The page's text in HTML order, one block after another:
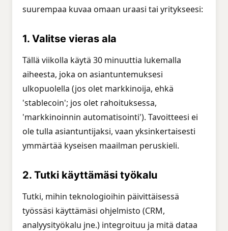
suurempaa kuvaa omaan uraasi tai yritykseesi:
1. Valitse vieras ala
Tällä viikolla käytä 30 minuuttia lukemalla
aiheesta, joka on asiantuntemuksesi
ulkopuolella (jos olet markkinoija, ehkä
'stablecoin'; jos olet rahoituksessa,
'markkinoinnin automatisointi'). Tavoitteesi ei
ole tulla asiantuntijaksi, vaan yksinkertaisesti
ymmärtää kyseisen maailman peruskieli.
2. Tutki käyttämäsi työkalu
Tutki, mihin teknologioihin päivittäisessä
työssäsi käyttämäsi ohjelmisto (CRM,
analyysityökalu jne.) integroituu ja mitä dataa